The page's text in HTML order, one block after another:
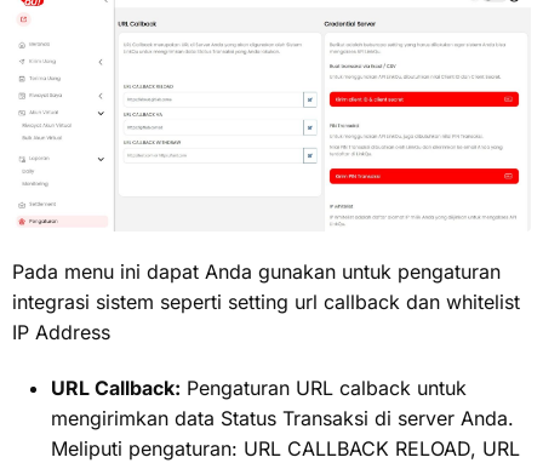
Pada menu ini dapat Anda gunakan untuk pengaturan
integrasi sistem seperti setting url callback dan whitelist
IP Address
URL Callback: Pengaturan URL calback untuk
mengirimkan data Status Transaksi di server Anda.
Meliputi pengaturan: URL CALLBACK RELOAD, URL